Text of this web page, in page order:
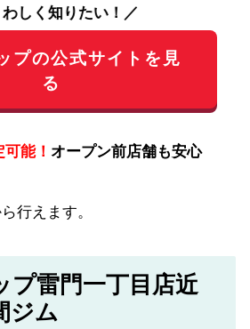
しく知りたい！／
プの公式サイトを見
る
能！ オープン前店舗も安心
行えます。
プ雷門一丁目店近
ジム